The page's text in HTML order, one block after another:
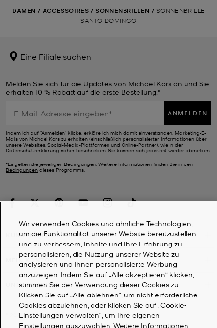
DAMEN / ACCESSOIRES / SONNENBRILLEN / SONNENBRILLE
SANTO DOMINGO
Eine Filiale suchen
Melden Sie sich für die Updates von Michael Kors an und Sie
erhalten 10 % Rabatt auf die erste Bestellung.*
ANMELDEN
Indem ich auf "Anmelden" klicke, erkläre ich mich damit einverstanden, Marketing-E-
Mails von Michael Kors zu erhalten (einschließlich personalisierter Informationen über
unsere Websites, Social-Media-Plattformen und Online-Partner), wie in der
Datenschutzerklärung näher beschrieben. Sie können sich jederzeit wieder abmelden.
*Es gelten die jeweiligen Bedingungen. Weitere Informationen finden Sie in den
Bedingungen dieses Programms.
KUNDENDIENST
MEIN KONTO
UNTERNEHMEN
2026Michael Kors
Wir verwenden Cookies und ähnliche Technologien,
um die Funktionalität unserer Website bereitzustellen
und zu verbessern, Inhalte und Ihre Erfahrung zu
personalisieren, die Nutzung unserer Website zu
analysieren und Ihnen personalisierte Werbung
anzuzeigen. Indem Sie auf „Alle akzeptieren“ klicken,
stimmen Sie der Verwendung dieser Cookies zu.
Klicken Sie auf „Alle ablehnen“, um nicht erforderliche
Cookies abzulehnen, oder klicken Sie auf „Cookie-
Einstellungen verwalten“, um Ihre eigenen
Einstellungen auszuwählen. Weitere Informationen